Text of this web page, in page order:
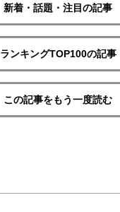
新着・話題・注目の記事
ランキングTOP100の記事
この記事をもう一度読む